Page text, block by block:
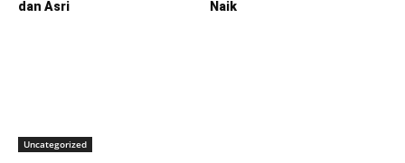
dan Asri
Naik
Uncategorized